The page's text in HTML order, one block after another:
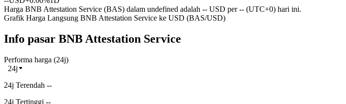
Harga BNB Attestation Service (BAS) dalam undefined adalah -- USD per -- (UTC+0) hari ini.
Grafik Harga Langsung BNB Attestation Service ke USD (BAS/USD)
Info pasar BNB Attestation Service
Performa harga (24j)
24j
24j Terendah --
24j Tertinggi --